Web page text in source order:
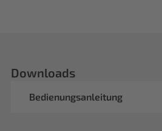
Downloads
Bedienungsanleitung